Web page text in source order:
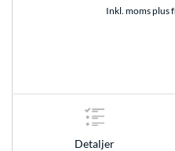
Inkl. moms plus
Detaljer